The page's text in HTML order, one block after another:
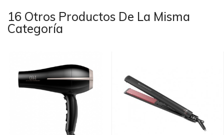
16 Otros Productos De La Misma
Categoría